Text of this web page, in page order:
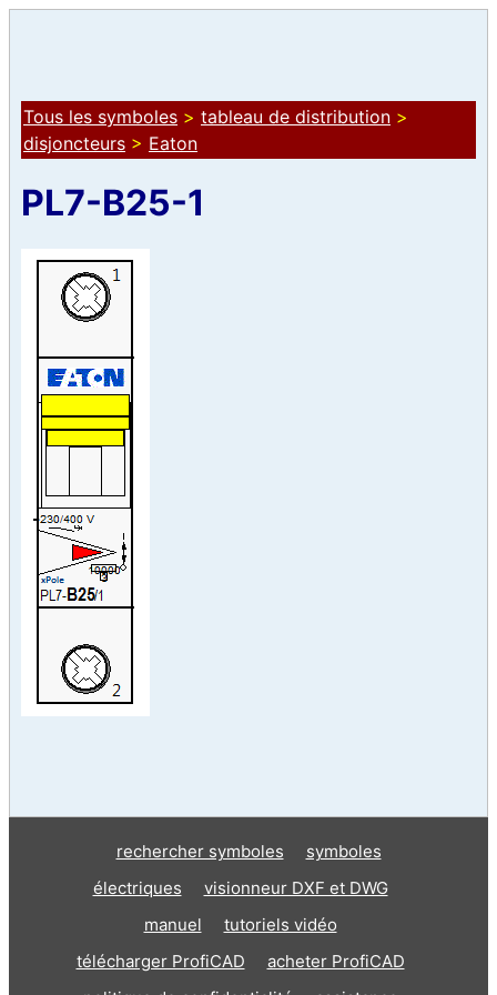
Tous les symboles > tableau de distribution >
disjoncteurs > Eaton
PL7-B25-1
rechercher symboles
symboles
électriques
visionneur DXF et DWG
manuel
tutoriels vidéo
télécharger ProfiCAD
acheter ProfiCAD